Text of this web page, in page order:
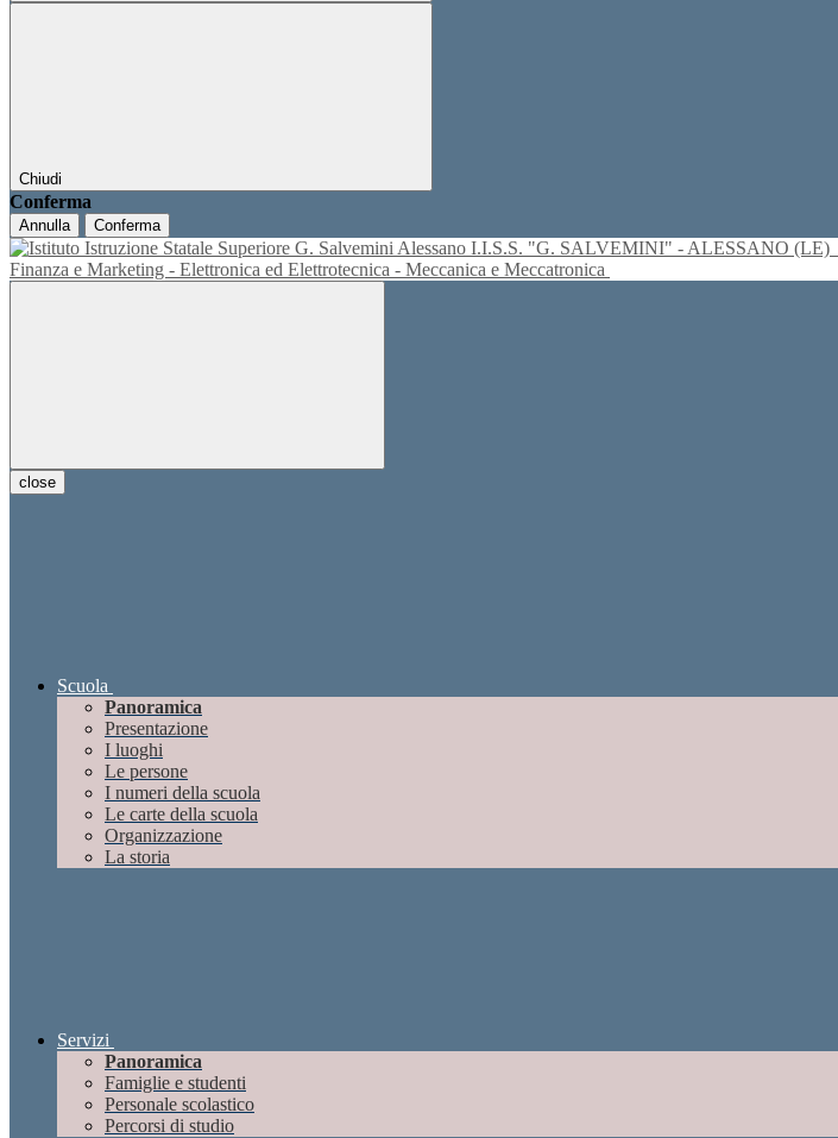
Chiudi
Conferma
Annulla Conferma
I.I.S.S. "G. SALVEMINI" - ALESSANO (LE)
Finanza e Marketing - Elettronica ed Elettrotecnica - Meccanica e Meccatronica
close
Scuola
Panoramica
Presentazione
I luoghi
Le persone
I numeri della scuola
Le carte della scuola
Organizzazione
La storia
Servizi
Panoramica
Famiglie e studenti
Personale scolastico
Percorsi di studio